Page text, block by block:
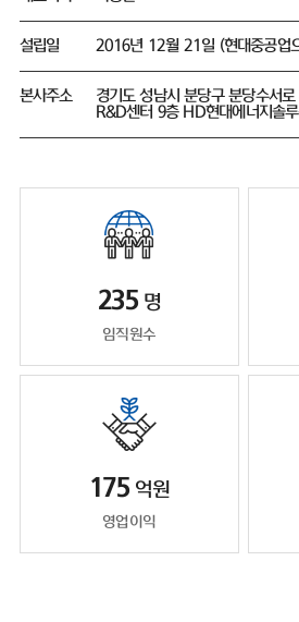
설립일 2016년 12월 21일 (현대중공업
본사주소
경기도 성남시 분당구 분당수서
R&D센터 9층 HD현대에너지솔
235 명
임직원수
175 억원
영업이익